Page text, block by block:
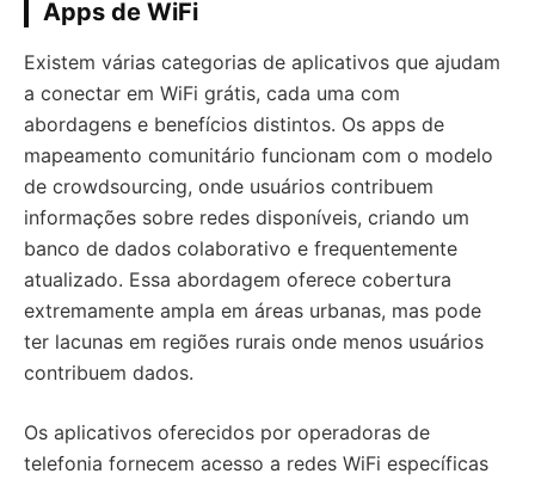
Apps de WiFi
Existem várias categorias de aplicativos que ajudam
a conectar em WiFi grátis, cada uma com
abordagens e benefícios distintos. Os apps de
mapeamento comunitário funcionam com o modelo
de crowdsourcing, onde usuários contribuem
informações sobre redes disponíveis, criando um
banco de dados colaborativo e frequentemente
atualizado. Essa abordagem oferece cobertura
extremamente ampla em áreas urbanas, mas pode
ter lacunas em regiões rurais onde menos usuários
contribuem dados.
Os aplicativos oferecidos por operadoras de
telefonia fornecem acesso a redes WiFi específicas